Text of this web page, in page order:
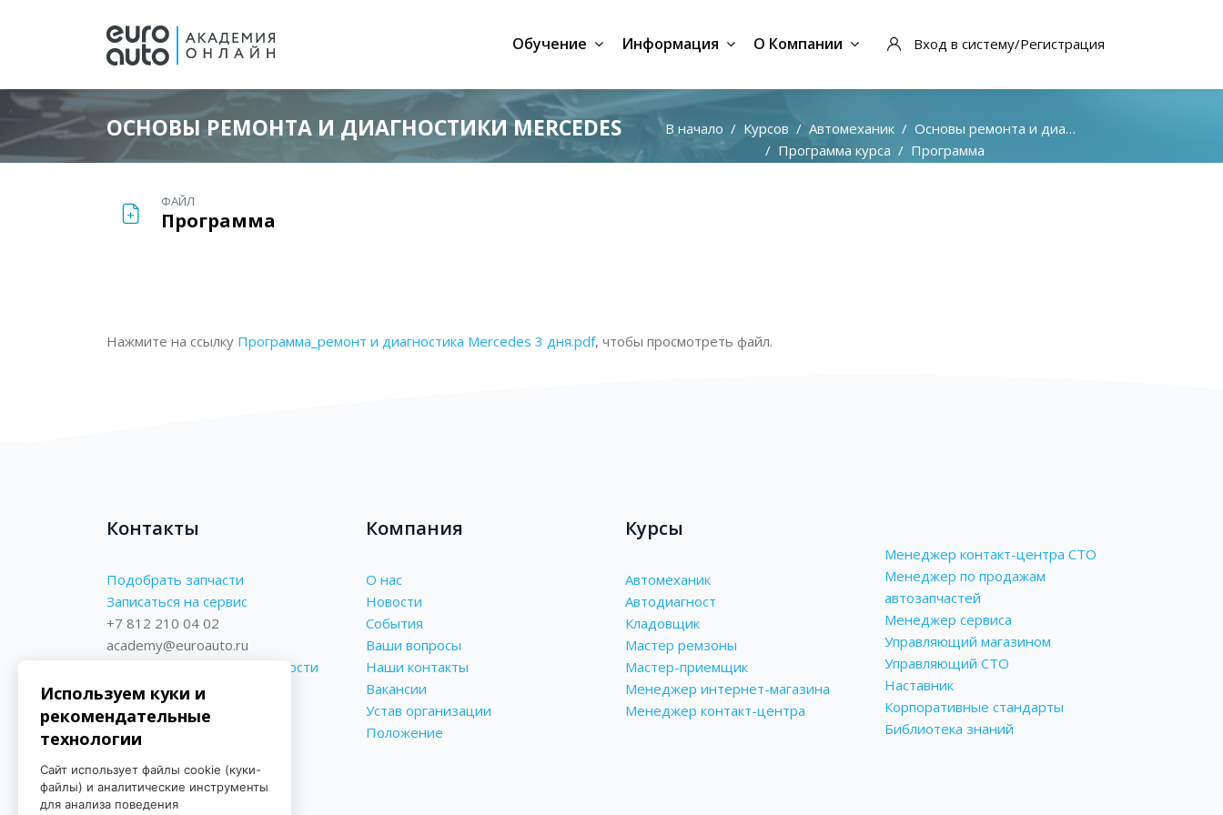
Обучение Информация О Компании Вход в систему/Регистрация
ОСНОВЫ РЕМОНТА И ДИАГНОСТИКИ MERCEDES В начало Курсов Автомеханик
Основы ремонта и диагностики Mercedes
Программа курса
Программа
ФАЙЛ
Программа
Блоки
Нажмите на ссылку Программа_ремонт и диагностика Mercedes 3 дня.pdf, чтобы просмотреть файл.
Контакты
Подобрать запчасти
Записаться на сервис
+7 812 210 04 02
academy@euroauto.ru
Политика конфиденциальности
Реквизиты
Форма обратной связи
Компания
О нас
Новости
События
Ваши вопросы
Наши контакты
Вакансии
Устав организации
Положение
Курсы
Автомеханик
Автодиагност
Кладовщик
Мастер ремзоны
Мастер-приемщик
Менеджер интернет-магазина
Менеджер контакт-центра
Менеджер контакт-центра СТО
Менеджер по продажам
автозапчастей
Менеджер сервиса
Управляющий магазином
Управляющий СТО
Наставник
Корпоративные стандарты
Библиотека знаний
Используем куки и
рекомендательные
технологии
Сайт использует файлы cookie (куки-
файлы) и аналитические инструменты
для анализа поведения